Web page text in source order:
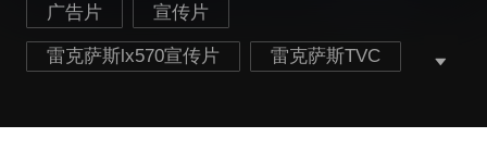
广告片 宣传片
雷克萨斯lx570宣传片 雷克萨斯TVC